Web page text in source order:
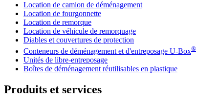
Location de camion de déménagement
Location de fourgonnette
Location de remorque
Location de véhicule de remorquage
Diables et couvertures de protection
Conteneurs de déménagement et d'entreposage U-Box®
Unités de libre-entreposage
Boîtes de déménagement réutilisables en plastique
Produits et services